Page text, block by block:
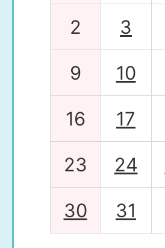
2026年08月05日
株式会社コロナ
2026年08月04日
泉大津市障がい
る公募型プロポ
2 3
9 10
16 17
23 24
30 31